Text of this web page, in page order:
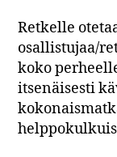
Retkelle
osallistujaa/
koko
itsenäisesti